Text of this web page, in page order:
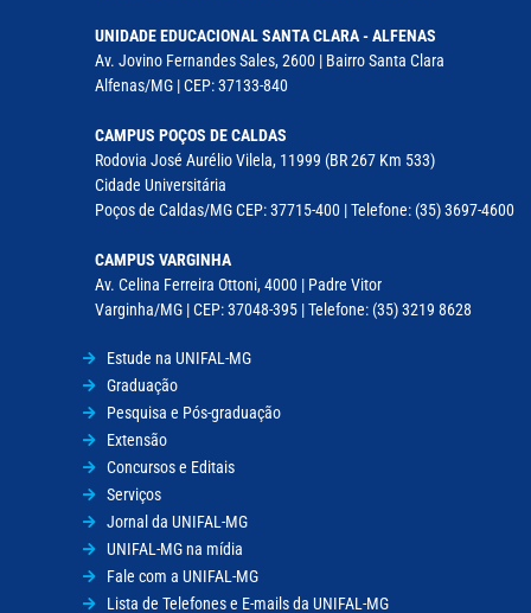
UNIDADE EDUCACIONAL SANTA CLARA - ALFENAS
Av. Jovino Fernandes Sales, 2600 | Bairro Santa Clara
Alfenas/MG | CEP: 37133-840
CAMPUS POÇOS DE CALDAS
Rodovia José Aurélio Vilela, 11999 (BR 267 Km 533)
Cidade Universitária
Poços de Caldas/MG CEP: 37715-400 | Telefone: (35) 3697-4600
CAMPUS VARGINHA
Av. Celina Ferreira Ottoni, 4000 | Padre Vitor
Varginha/MG | CEP: 37048-395 | Telefone: (35) 3219 8628
Estude na UNIFAL-MG
Graduação
Pesquisa e Pós-graduação
Extensão
Concursos e Editais
Serviços
Jornal da UNIFAL-MG
UNIFAL-MG na mídia
Fale com a UNIFAL-MG
Lista de Telefones e E-mails da UNIFAL-MG